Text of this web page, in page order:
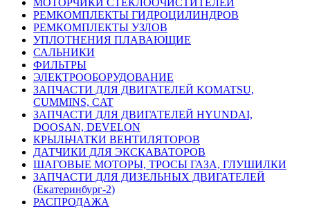
МОТОРЧИКИ СТЕКЛООЧИСТИТЕЛЕЙ
РЕМКОМПЛЕКТЫ ГИДРОЦИЛИНДРОВ
РЕМКОМПЛЕКТЫ УЗЛОВ
УПЛОТНЕНИЯ ПЛАВАЮЩИЕ
САЛЬНИКИ
ФИЛЬТРЫ
ЭЛЕКТРООБОРУДОВАНИЕ
ЗАПЧАСТИ ДЛЯ ДВИГАТЕЛЕЙ KOMATSU,
CUMMINS, CAT
ЗАПЧАСТИ ДЛЯ ДВИГАТЕЛЕЙ HYUNDAI,
DOOSAN, DEVELON
КРЫЛЬЧАТКИ ВЕНТИЛЯТОРОВ
ДАТЧИКИ ДЛЯ ЭКСКАВАТОРОВ
ШАГОВЫЕ МОТОРЫ, ТРОСЫ ГАЗА, ГЛУШИЛКИ
ЗАПЧАСТИ ДЛЯ ДИЗЕЛЬНЫХ ДВИГАТЕЛЕЙ
(Екатеринбург-2)
РАСПРОДАЖА